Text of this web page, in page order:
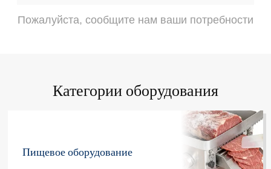
Пожалуйста, сообщите нам ваши потребности
Категории оборудования
Пищевое оборудование